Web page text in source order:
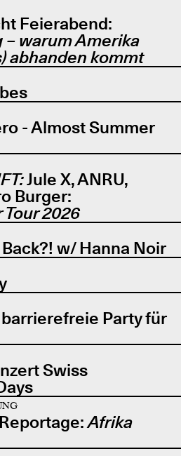
Feierabend:
warum Amerika
abhanden kommt
- Almost Summer
Jule X, ANRU,
Burger:
2026
w/ Hanna Noir
barrierefreie Party für
Swiss
Afrika